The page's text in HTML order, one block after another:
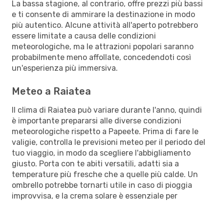
La bassa stagione, al contrario, offre prezzi più bassi
e ti consente di ammirare la destinazione in modo
più autentico. Alcune attività all'aperto potrebbero
essere limitate a causa delle condizioni
meteorologiche, ma le attrazioni popolari saranno
probabilmente meno affollate, concedendoti così
un'esperienza più immersiva.
Meteo a Raiatea
Il clima di Raiatea può variare durante l'anno, quindi
è importante prepararsi alle diverse condizioni
meteorologiche rispetto a Papeete. Prima di fare le
valigie, controlla le previsioni meteo per il periodo del
tuo viaggio, in modo da scegliere l'abbigliamento
giusto. Porta con te abiti versatili, adatti sia a
temperature più fresche che a quelle più calde. Un
ombrello potrebbe tornarti utile in caso di pioggia
improvvisa, e la crema solare è essenziale per